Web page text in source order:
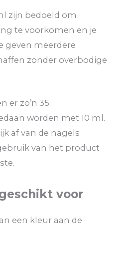
zijn bedoeld om
te voorkomen en je
geven meerdere
zonder overbodige
er zo’n 35
worden met 10 ml.
af van de nagels
van het product
voor
een kleur aan de